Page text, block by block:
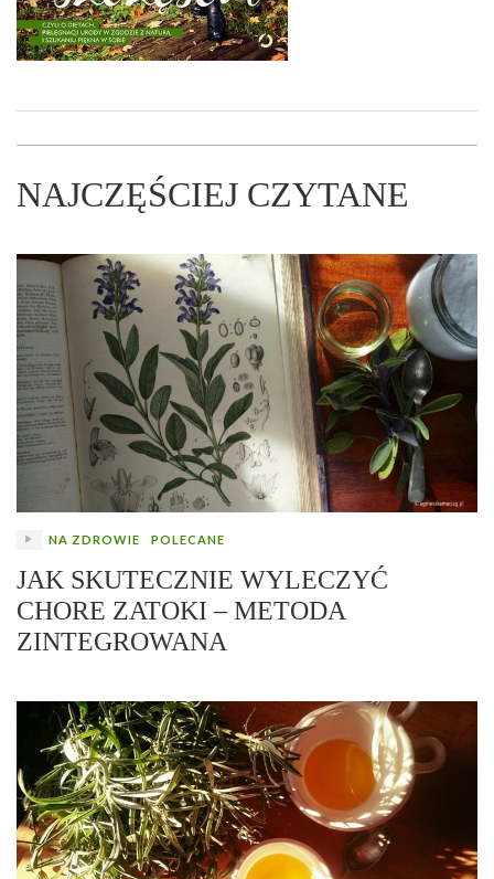
NAJCZĘŚCIEJ CZYTANE
NA ZDROWIE POLECANE
JAK SKUTECZNIE WYLECZYĆ
CHORE ZATOKI – METODA
ZINTEGROWANA